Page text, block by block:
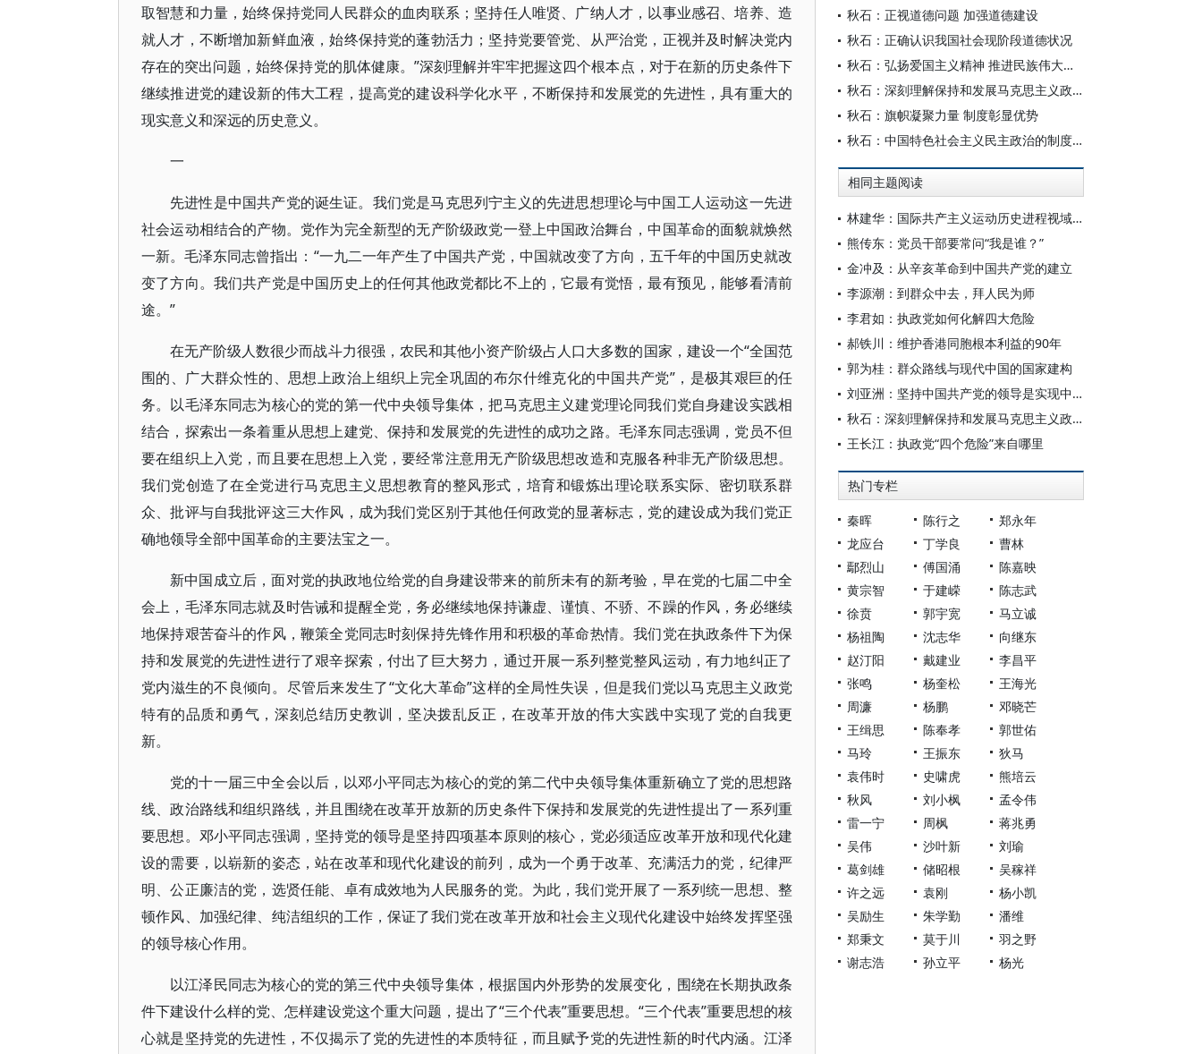
取智慧和力量，始终保持党同人民群众的血肉联系；坚持任人唯贤、广纳人才，以事业感召、培养、造
就人才，不断增加新鲜血液，始终保持党的蓬勃活力；坚持党要管党、从严治党，正视并及时解决党内
存在的突出问题，始终保持党的肌体健康。”深刻理解并牢牢把握这四个根本点，对于在新的历史条件下
继续推进党的建设新的伟大工程，提高党的建设科学化水平，不断保持和发展党的先进性，具有重大的
现实意义和深远的历史意义。
一
先进性是中国共产党的诞生证。我们党是马克思列宁主义的先进思想理论与中国工人运动这一先进
社会运动相结合的产物。党作为完全新型的无产阶级政党一登上中国政治舞台，中国革命的面貌就焕然
一新。毛泽东同志曾指出：“一九二一年产生了中国共产党，中国就改变了方向，五千年的中国历史就改
变了方向。我们共产党是中国历史上的任何其他政党都比不上的，它最有觉悟，最有预见，能够看清前
途。”
在无产阶级人数很少而战斗力很强，农民和其他小资产阶级占人口大多数的国家，建设一个“全国范
围的、广大群众性的、思想上政治上组织上完全巩固的布尔什维克化的中国共产党”，是极其艰巨的任
务。以毛泽东同志为核心的党的第一代中央领导集体，把马克思主义建党理论同我们党自身建设实践相
结合，探索出一条着重从思想上建党、保持和发展党的先进性的成功之路。毛泽东同志强调，党员不但
要在组织上入党，而且要在思想上入党，要经常注意用无产阶级思想改造和克服各种非无产阶级思想。
我们党创造了在全党进行马克思主义思想教育的整风形式，培育和锻炼出理论联系实际、密切联系群
众、批评与自我批评这三大作风，成为我们党区别于其他任何政党的显著标志，党的建设成为我们党正
确地领导全部中国革命的主要法宝之一。
新中国成立后，面对党的执政地位给党的自身建设带来的前所未有的新考验，早在党的七届二中全
会上，毛泽东同志就及时告诫和提醒全党，务必继续地保持谦虚、谨慎、不骄、不躁的作风，务必继续
地保持艰苦奋斗的作风，鞭策全党同志时刻保持先锋作用和积极的革命热情。我们党在执政条件下为保
持和发展党的先进性进行了艰辛探索，付出了巨大努力，通过开展一系列整党整风运动，有力地纠正了
党内滋生的不良倾向。尽管后来发生了“文化大革命”这样的全局性失误，但是我们党以马克思主义政党
特有的品质和勇气，深刻总结历史教训，坚决拨乱反正，在改革开放的伟大实践中实现了党的自我更
新。
党的十一届三中全会以后，以邓小平同志为核心的党的第二代中央领导集体重新确立了党的思想路
线、政治路线和组织路线，并且围绕在改革开放新的历史条件下保持和发展党的先进性提出了一系列重
要思想。邓小平同志强调，坚持党的领导是坚持四项基本原则的核心，党必须适应改革开放和现代化建
设的需要，以崭新的姿态，站在改革和现代化建设的前列，成为一个勇于改革、充满活力的党，纪律严
明、公正廉洁的党，选贤任能、卓有成效地为人民服务的党。为此，我们党开展了一系列统一思想、整
顿作风、加强纪律、纯洁组织的工作，保证了我们党在改革开放和社会主义现代化建设中始终发挥坚强
的领导核心作用。
以江泽民同志为核心的党的第三代中央领导集体，根据国内外形势的发展变化，围绕在长期执政条
件下建设什么样的党、怎样建设党这个重大问题，提出了“三个代表”重要思想。“三个代表”重要思想的核
心就是坚持党的先进性，不仅揭示了党的先进性的本质特征，而且赋予党的先进性新的时代内涵。江泽
秋石：正视道德问题 加强道德建设
秋石：正确认识我国社会现阶段道德状况
秋石：弘扬爱国主义精神 推进民族伟大复兴
秋石：深刻理解保持和发展马克思主义政党先进性的根本点
秋石：旗帜凝聚力量 制度彰显优势
秋石：中国特色社会主义民主政治的制度优势与基本特征
相同主题阅读
林建华：国际共产主义运动历史进程视域下马克思主义政党建设的三个重大问题
熊传东：党员干部要常问“我是谁？”
金冲及：从辛亥革命到中国共产党的建立
李源潮：到群众中去，拜人民为师
李君如：执政党如何化解四大危险
郝铁川：维护香港同胞根本利益的90年
郭为桂：群众路线与现代中国的国家建构
刘亚洲：坚持中国共产党的领导是实现中华民族伟大复兴最根本的核心问题
秋石：深刻理解保持和发展马克思主义政党先进性的根本点
王长江：执政党“四个危险”来自哪里
热门专栏
秦晖 陈行之
郑永年
龙应台
丁学良
曹林
鄢烈山
傅国涌
陈嘉映
黄宗智
于建嵘
陈志武
徐贲
郭宇宽
马立诚
杨祖陶
沈志华
向继东
赵汀阳
戴建业
李昌平
张鸣
杨奎松
王海光
周濂
杨鹏
邓晓芒
王缉思
陈奉孝
郭世佑
马玲
王振东
狄马
袁伟时
史啸虎
熊培云
秋风
刘小枫
孟令伟
雷一宁
周枫
蒋兆勇
吴伟
沙叶新
刘瑜
葛剑雄
储昭根
吴稼祥
许之远
袁刚
杨小凯
吴励生
朱学勤
潘维
郑秉文
莫于川
羽之野
谢志浩
孙立平 杨光